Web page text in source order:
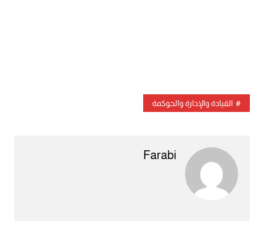
القيادة والإدارة والحوكمة
Farabi